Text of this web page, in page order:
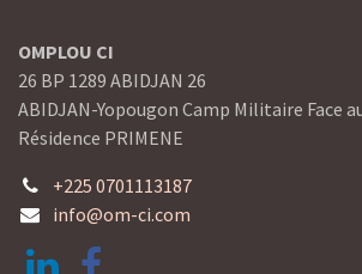
OMPLOU CI
26 BP 1289 ABIDJAN 26
ABIDJAN-Yopougon Camp Militaire Face
Résidence PRIMENE
+225 0701113187
info@om-ci.com